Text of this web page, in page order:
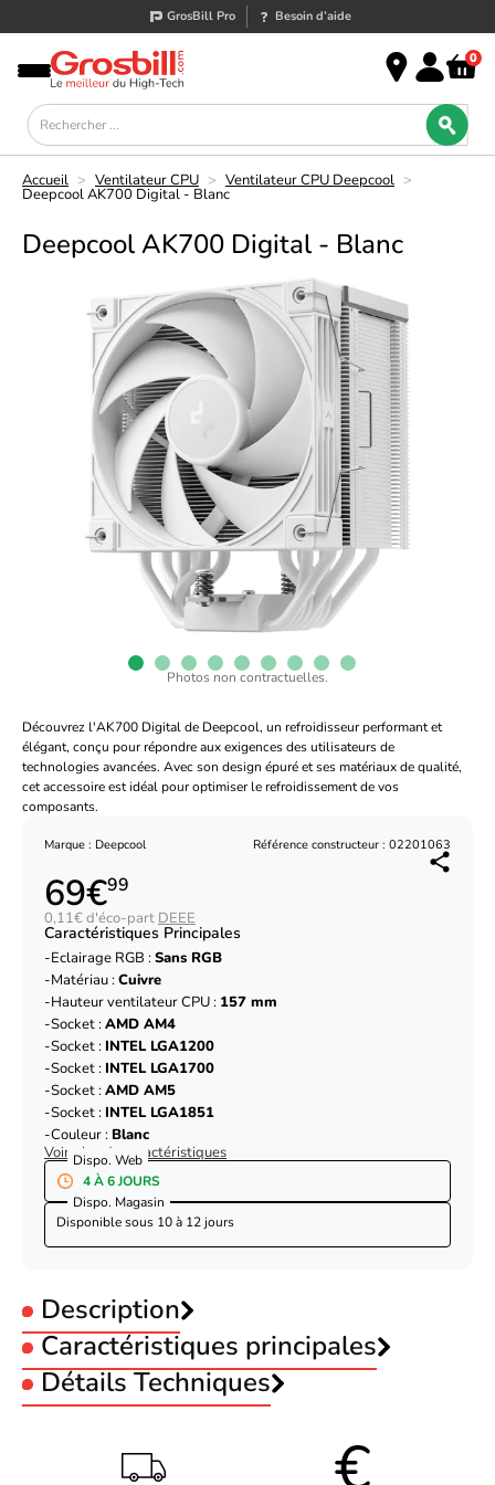
GrosBill Pro Besoin d’aide
0
Accueil > Ventilateur CPU > Ventilateur CPU Deepcool >
Deepcool AK700 Digital - Blanc
Deepcool AK700 Digital - Blanc
Photos non contractuelles.
Découvrez l'AK700 Digital de Deepcool, un refroidisseur performant et
élégant, conçu pour répondre aux exigences des utilisateurs de
technologies avancées. Avec son design épuré et ses matériaux de qualité,
cet accessoire est idéal pour optimiser le refroidissement de vos
composants.
Marque : Deepcool Référence constructeur : 02201063
69€99
0,11€ d'éco-part DEEE
Caractéristiques Principales
Eclairage RGB :Sans RGB
Matériau :Cuivre
Hauteur ventilateur CPU : 157 mm
Socket :AMD AM4
Socket : INTEL LGA1200
Socket : INTEL LGA1700
Socket :AMD AM5
Socket : INTEL LGA1851
Couleur : Blanc
Voir plus de caractéristiques
Dispo. Web
4 À 6 JOURS
Dispo. Magasin
Disponible sous 10 à 12 jours
Description
Caractéristiques principales
Eclairage RGB :Sans RGB
Matériau :Cuivre
INTEL LGA1200
INTEL LGA1700
Détails Techniques
Emplacement approprié